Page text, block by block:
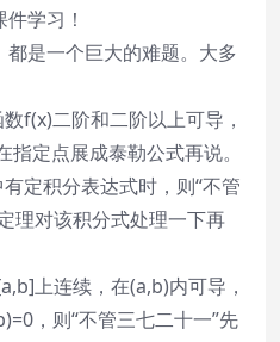
学习！
是一个巨大的难题。大多
f(x)二阶和二阶以上可导，
定点展成泰勒公式再说。
定积分表达式时，则“不管
理对该积分式处理一下再
上连续，在(a,b)内可导，
，则“不管三七二十一”先